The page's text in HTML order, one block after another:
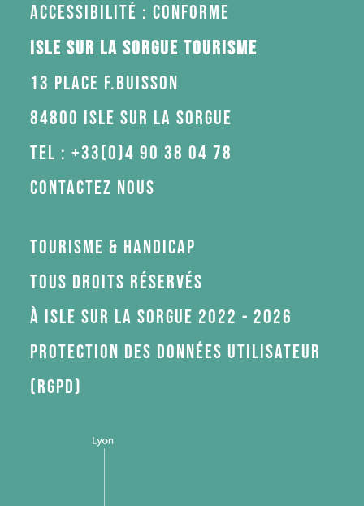
Accessibilité : conforme
Isle sur la Sorgue Tourisme
13 Place F.Buisson
84800 Isle sur la Sorgue
Tel : +33(0)4 90 38 04 78
Contactez nous
Tourisme & Handicap
Tous droits réservés
à Isle sur la Sorgue 2022 - 2026
Protection des données utilisateur
(RGPD)